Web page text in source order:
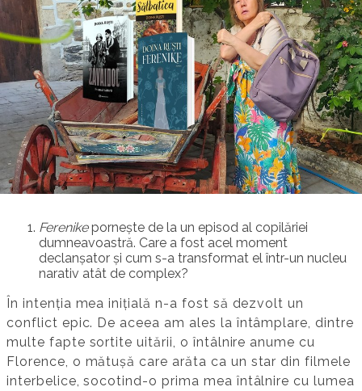
Ferenikepornește de la un episod al copilăriei
dumneavoastră. Care a fost acel moment
declanșator și cum s-a transformat el într-un nucleu
narativ atât de complex?
În intenția mea inițială n-a fost să dezvolt un
conflict epic. De aceea am ales la întâmplare, dintre
multe fapte sortite uitării, o întâlnire anume cu
Florence, o mătușă care arăta ca un star din filmele
interbelice, socotind-o prima mea întâlnire cu lumea